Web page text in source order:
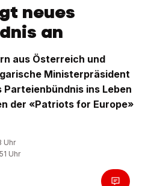
neues
an
aus Österreich und
Ministerpräsident
ins Leben
der «Patriots for Europe»
Uhr
Uhr